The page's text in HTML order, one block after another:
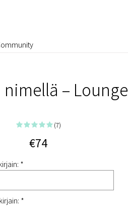
– Lounge
(7)
€74
*
*